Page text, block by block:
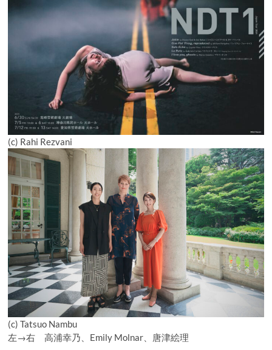
(c) Rahi Rezvani
(c) Tatsuo Nambu
左→右 高浦幸乃、Emily Molnar、唐津絵理